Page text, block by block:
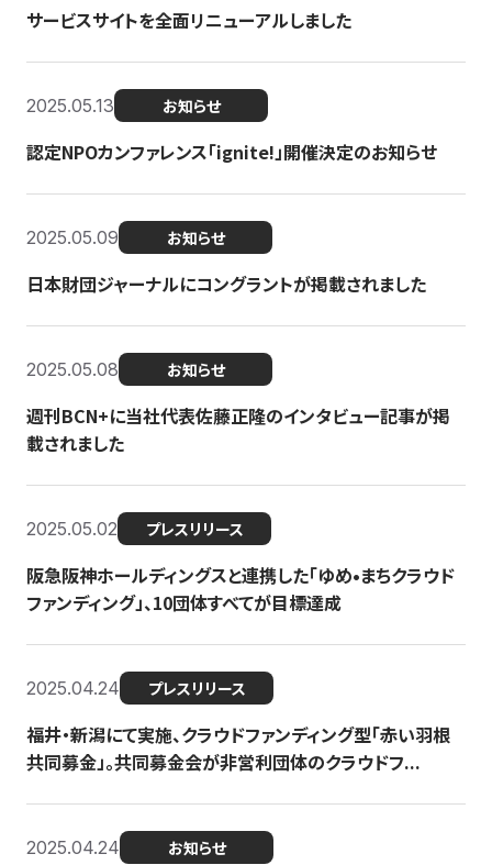
サービスサイトを全面リニューアルしました
2025.05.13 お知らせ
認定NPOカンファレンス「ignite!」開催決定のお知らせ
2025.05.09 お知らせ
日本財団ジャーナルにコングラントが掲載されました
2025.05.08 お知らせ
週刊BCN+に当社代表佐藤正隆のインタビュー記事が掲
載されました
2025.05.02 プレスリリース
阪急阪神ホールディングスと連携した「ゆめ•まちクラウド
ファンディング」、10団体すべてが目標達成
2025.04.24 プレスリリース
福井・新潟にて実施、クラウドファンディング型「赤い羽根
共同募金」。共同募金会が非営利団体のクラウドフ...
2025.04.24 お知らせ